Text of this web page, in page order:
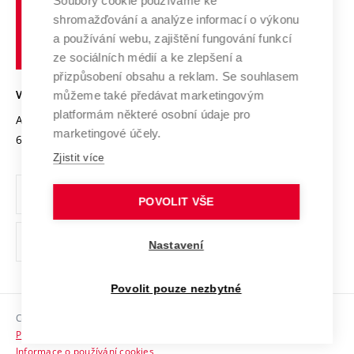
Výzkumné infrastruktury
Transfer znalostí
Open Science
Projekty
Projekty ze strukturálních fondů
Specifický výzkum
Služby univerzity
Mezinárodní dohody
Univerzitní sítě
Udržitelná univerzita
Podnikavá univerzita / ContriBUTe
Bezpečná univerzita
Vyznamenání
Organizační struktura
Ochrana osobních údajů
odkaz)
Sociální bezpečí
HR Award
učení
technické
VYSOKÉ UČENÍ TECHNICKÉ V BRNĚ
Antonínská 548/1
602 00 Brno
www.vut.cz
vut@vutbr.cz
Copyright © 2026 VUT
Prohlášení o přístupnosti
Informace o používání cookies
shromažďování a analýze informací o výkonu
a používání webu, zajištění fungování funkcí
ze sociálních médií a ke zlepšení a
přizpůsobení obsahu a reklam. Se souhlasem
můžeme také předávat marketingovým
platformám některé osobní údaje pro
marketingové účely.
Zjistit více
POVOLIT VŠE
Nastavení
Povolit pouze nezbytné